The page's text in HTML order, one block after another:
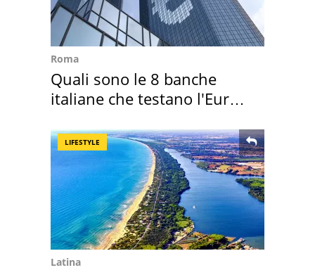
Roma
Quali sono le 8 banche
italiane che testano l'Euro
LIFESTYLE
Latina